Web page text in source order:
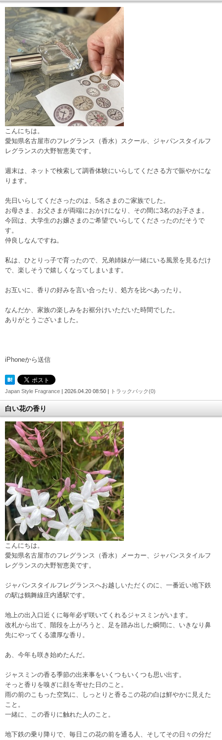
こんにちは。
愛知県名古屋市のフレグランス（香水）スクール、ジャパンスタイルフ
レグランスの大野智恵美です。
週末は、ネットで検索して調香体験にいらしてくださる方で賑やかにな
ります。
先日いらしてくださったのは、5名さまのご家族でした。
お母さま、お父さまが両端におかけになり、その間に3名のお子さま。
今回は、大学生のお嬢さまのご希望でいらしてくださったのだそうで
す。
仲良しなんですね。
私は、ひとりっ子で育ったので、兄弟姉妹が一緒にいる風景を見るだけ
で、楽しそうで嬉しくなってしまいます。
お互いに、香りの好みを言い合ったり、処方を比べあったり。
なんだか、家族の楽しみをお裾分けいただいた時間でした。
ありがとうございました。
iPhoneから送信
Japan Style Fragrance | 2026.04.20 08:50 | トラックバック(0)
白い花の香り
こんにちは。
愛知県名古屋市のフレグランス（香水）メーカー、ジャパンスタイルフ
レグランスの大野智恵美です。
ジャパンスタイルフレグランスへお越しいただくのに、一番近い地下鉄
の駅は鶴舞線庄内通駅です。
地上の出入口近くに毎年必ず咲いてくれるジャスミンがいます。
改札から出て、階段を上がろうと、足を踏み出した瞬間に、いきなり鼻
先にやってくる濃厚な香り。
あ、今年も咲き始めたんだ。
ジャスミンの香る季節の出来事をいくつもいくつも思い出す。
そっと香りを嗅ぎに顔を寄せた日のこと。
雨の前のこもった空気に、しっとりと香るこの花の白は鮮やかに見えた
こと。
一緒に、この香りに触れた人のこと。
地下鉄の乗り降りで、毎日この花の前を通る人、そしてその日々の分だ